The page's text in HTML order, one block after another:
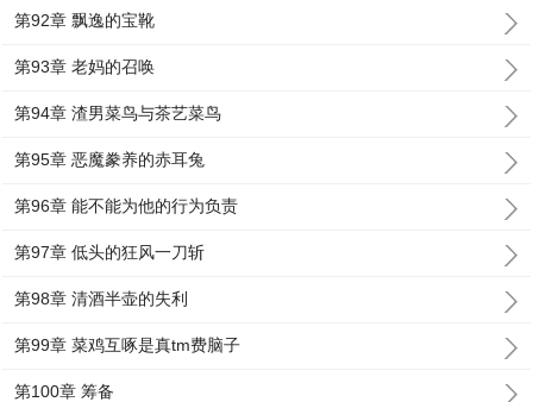
第92章 飘逸的宝靴
第93章 老妈的召唤
第94章 渣男菜鸟与茶艺菜鸟
第95章 恶魔豢养的赤耳兔
第96章 能不能为他的行为负责
第97章 低头的狂风一刀斩
第98章 清酒半壶的失利
第99章 菜鸡互啄是真tm费脑子
第100章 筹备